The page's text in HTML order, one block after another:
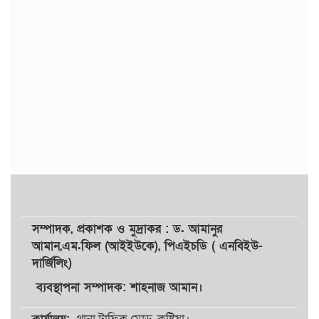
সম্পাদক, প্রকাশকওমুদ্রাকর: ড. আমানুর
আমান,এম.ফিল (আইইউকে), পিএইচডি ( এনবিইউ-
দার্জিলিং)
ব্যবস্থাপনা সম্পাদক: শাহনাজ আমান।